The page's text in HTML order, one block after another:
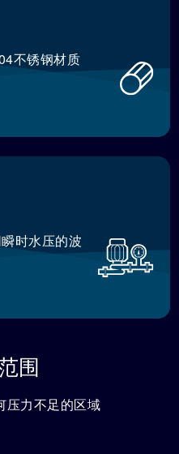
不锈钢材质
时水压的波
围
压力不足的区域